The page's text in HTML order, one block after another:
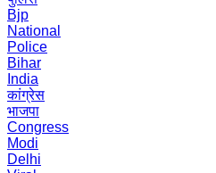
Bjp
National
Police
Bihar
India
कांग्रेस
भाजपा
Congress
Modi
Delhi